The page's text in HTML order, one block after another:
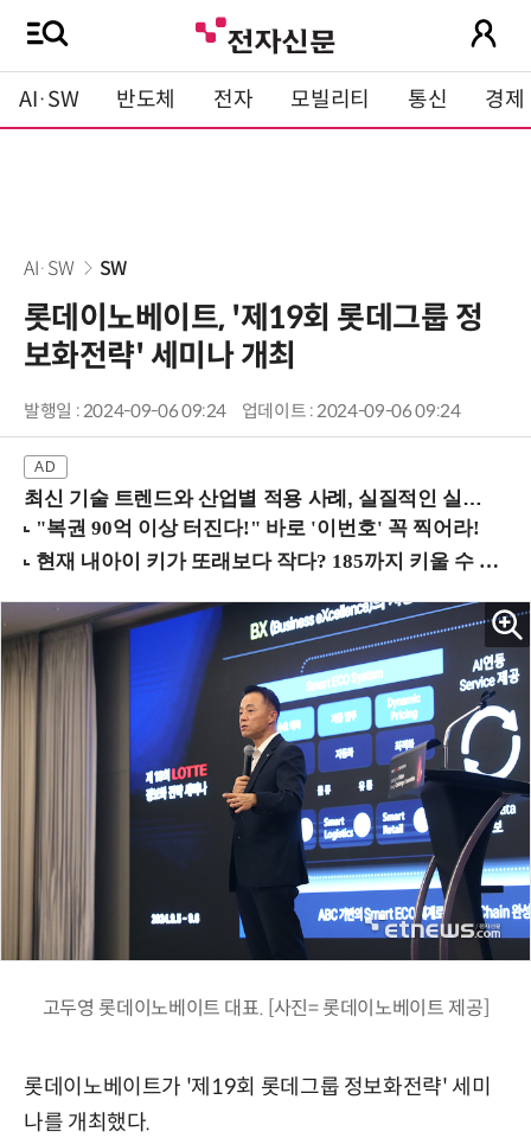
AI·SW 반도체 전자 모빌리티 통신 경제
AI·SW SW
롯데이노베이트, '제19회 롯데그룹 정
보화전략' 세미나 개최
발행일 : 2024-09-06 09:24 업데이트 : 2024-09-06 09:24
최신 기술 트렌드와 산업별 적용 사례, 실질적인 실행 전략을 공유 (9/18 양재역)
고두영 롯데이노베이트 대표. [사진= 롯데이노베이트 제공]
롯데이노베이트가 '제19회 롯데그룹 정보화전략' 세미
나를 개최했다.